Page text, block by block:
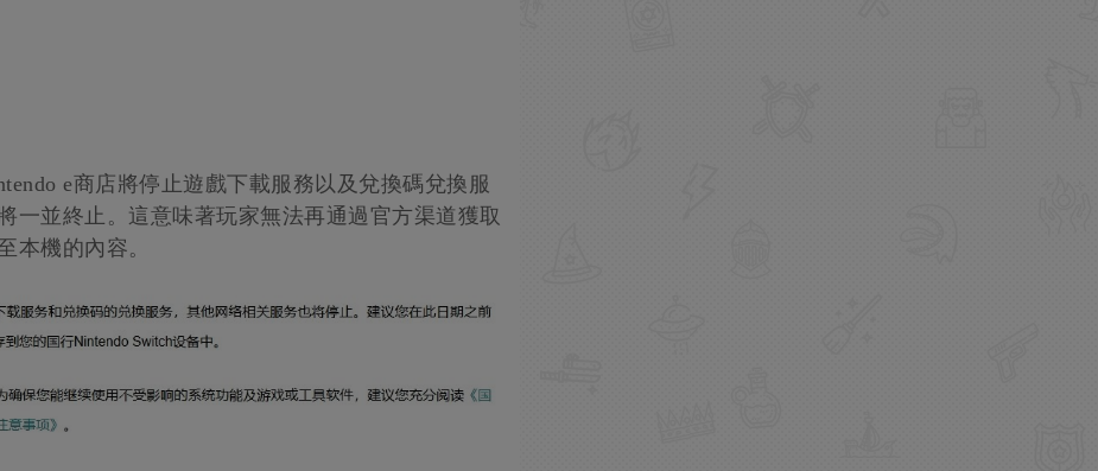
e商店將停止遊戲下載服務以及兌換碼兌換服
一並終止。這意味著玩家無法再通過官方渠道獲取
本機的內容。